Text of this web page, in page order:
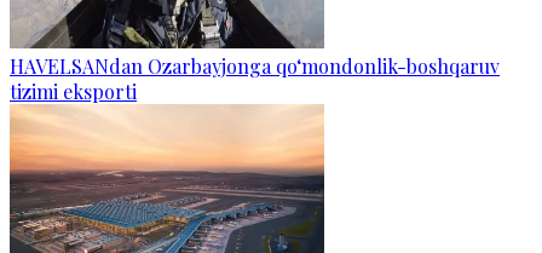
HAVELSANdan Ozarbayjonga qo‘mondonlik-boshqaruv
tizimi eksporti